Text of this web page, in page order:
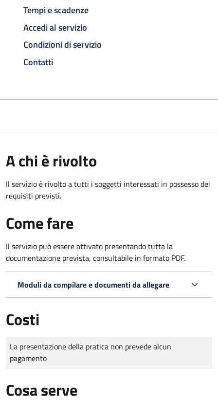
Tempi e scadenze
Accedi al servizio
Condizioni di servizio
Contatti
A chi è rivolto
Il servizio è rivolto a tutti i soggetti interessati in possesso dei
requisiti previsti.
Come fare
Il servizio può essere attivato presentando tutta la
documentazione prevista, consultabile in formato PDF.
Moduli da compilare e documenti da allegare
Costi
Tipo di pagamento
Importo
La presentazione della pratica non prevede alcun
pagamento
Cosa serve